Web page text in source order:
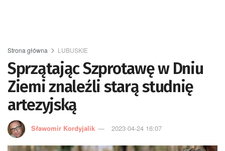
Strona główna LUBUSKIE
Sprzątając Szprotawę w Dniu
Ziemi znaleźli starą studnię
artezyjską
Sławomir Kordyjalik 2023-04-24 16:07